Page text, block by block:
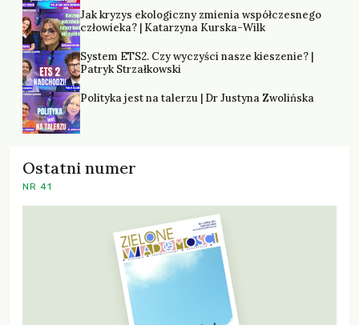
Jak kryzys ekologiczny zmienia współczesnego
człowieka? | Katarzyna Kurska-Wilk
System ETS2. Czy wyczyści nasze kieszenie? |
Patryk Strzałkowski
Polityka jest na talerzu | Dr Justyna Zwolińska
Ostatni numer
NR 41